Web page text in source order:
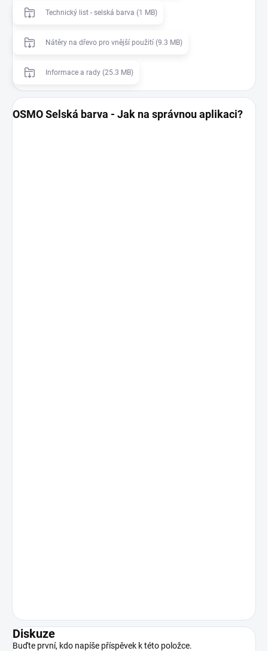
Technický list - selská barva (1 MB)
Nátěry na dřevo pro vnější použití (9.3 MB)
Informace a rady (25.3 MB)
OSMO Selská barva - Jak na správnou aplikaci?
Diskuze
Buďte první, kdo napíše příspěvek k této položce.